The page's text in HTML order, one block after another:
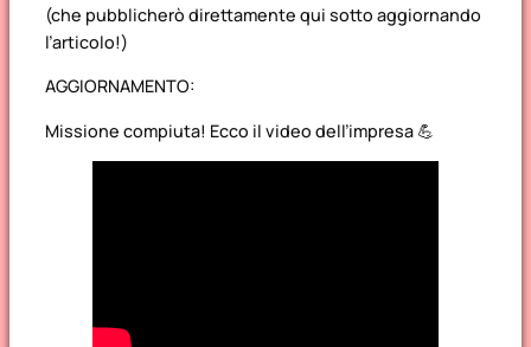
(che pubblicherò direttamente qui sotto aggiornando
l’articolo!)
AGGIORNAMENTO:
Missione compiuta! Ecco il video dell’impresa 💪